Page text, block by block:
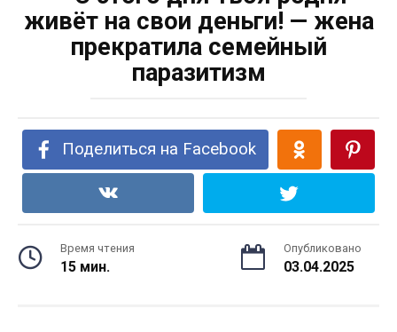
живёт на свои деньги! — жена
прекратила семейный
паразитизм
Поделиться на Facebook
Время чтения
15 мин.
Опубликовано
03.04.2025